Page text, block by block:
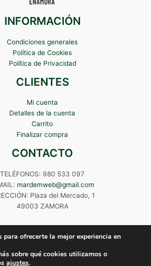
INFORMACIÓN
Condiciones generales
Política de Cookies
Política de Privacidad
CLIENTES
Mi cuenta
Detalles de la cuenta
Carrito
Finalizar compra
CONTACTO
TELÉFONOS: 980 533 097
mardemweb@gmail.com
Plaza del Mercado, 1
49003 ZAMORA
Copyright © 2024 Mardem
para ofrecerte la mejor experiencia en
sobre qué cookies utilizamos o
ajustes.